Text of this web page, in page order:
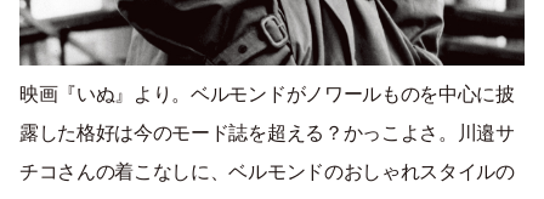
映画『いぬ』より。ベルモンドがノワールものを中心に披
露した格好は今のモード誌を超える？かっこよさ。川邉サ
チコさんの着こなしに、ベルモンドのおしゃれスタイルの